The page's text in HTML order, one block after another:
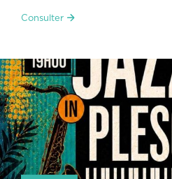
Consulter